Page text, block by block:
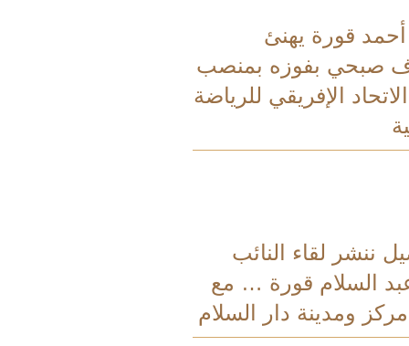
أحمد قورة يهنئ
صبحي بفوزه بمنصب
الإفريقي للرياضة
ننشر لقاء النائب
السلام قورة … مع
ومدينة دار السلام